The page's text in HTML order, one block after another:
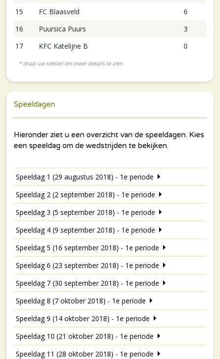
15
FC Blaasveld
6
16
Puursica Puurs
3
17
KFC Katelijne B 0
Speeldagen
Speeldag 1 (29 augustus 2018) - 1e periode
Speeldag 2 (2 september 2018) - 1e periode
Speeldag 3 (5 september 2018) - 1e periode
Speeldag 4 (9 september 2018) - 1e periode
Speeldag 5 (16 september 2018) - 1e periode
Speeldag 6 (23 september 2018) - 1e periode
Speeldag 7 (30 september 2018) - 1e periode
Speeldag 8 (7 oktober 2018) - 1e periode
Speeldag 9 (14 oktober 2018) - 1e periode
Speeldag 10 (21 oktober 2018) - 1e periode
Speeldag 11 (28 oktober 2018) - 1e periode